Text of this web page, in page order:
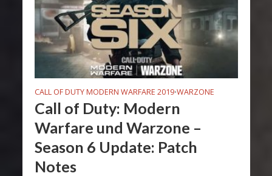
CALL OF DUTY MODERN WARFARE 2019•WARZONE
Call of Duty: Modern
Warfare und Warzone –
Season 6 Update: Patch
Notes